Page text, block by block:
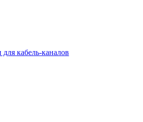
кабель-каналов